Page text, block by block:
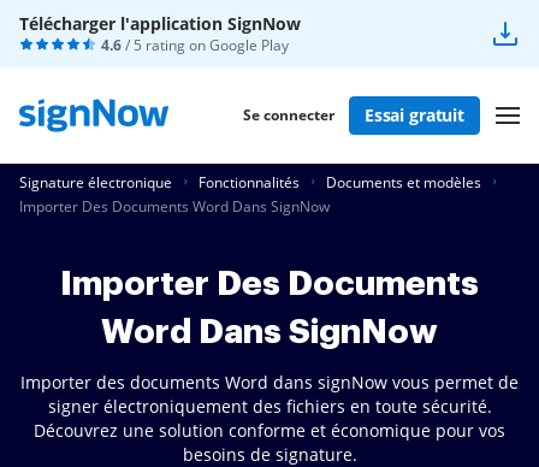
Télécharger l'application SignNow
4.6/ 5 rating onGoogle Play
Se connecter Essai gratuit
Signature électronique Fonctionnalités
Documents et modèles
Importer Des Documents Word Dans SignNow
Importer Des Documents
Word Dans SignNow
Importer des documents Word dans signNow vous permet de
signer électroniquement des fichiers en toute sécurité.
Découvrez une solution conforme et économique pour vos
besoins de signature.